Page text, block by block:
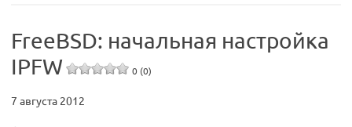
FreeBSD: начальная настройка
IPFW
0 (0)
7 августа 2012